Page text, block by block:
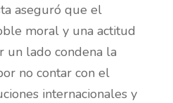
aseguró que el
moral y una actitud
un lado condena la
no contar con el
internacionales y